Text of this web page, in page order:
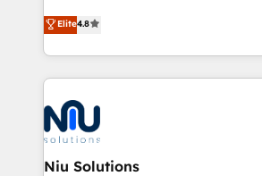
and data-driven campaigns. Winners of the first
Global HEART Award, Yamini Rogan,
Connect with us to see how we can
better together 🏆
implementaciones de HubSpot,
optimización de procesos comerciales
más de 6 años de experiencia,
implementaciones conectando
ERPs, e-commerce, plataformas
WhatsApp y sistemas logísticos.
multicultural trabaja en español,
uniendo visión estratégica y
Elite4.8
Niu Solutions